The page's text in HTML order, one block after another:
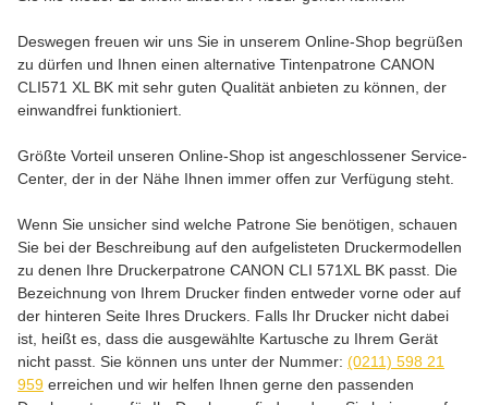
Deswegen freuen wir uns Sie in unserem Online-Shop begrüßen
zu dürfen und Ihnen einen alternative Tintenpatrone CANON
CLI571 XL BK mit sehr guten Qualität anbieten zu können, der
einwandfrei funktioniert.
Größte Vorteil unseren Online-Shop ist angeschlossener Service-
Center, der in der Nähe Ihnen immer offen zur Verfügung steht.
Wenn Sie unsicher sind welche Patrone Sie benötigen, schauen
Sie bei der Beschreibung auf den aufgelisteten Druckermodellen
zu denen Ihre Druckerpatrone CANON CLI 571XL BK passt. Die
Bezeichnung von Ihrem Drucker finden entweder vorne oder auf
der hinteren Seite Ihres Druckers. Falls Ihr Drucker nicht dabei
ist, heißt es, dass die ausgewählte Kartusche zu Ihrem Gerät
nicht passt. Sie können uns unter der Nummer: (0211) 598 21
959 erreichen und wir helfen Ihnen gerne den passenden